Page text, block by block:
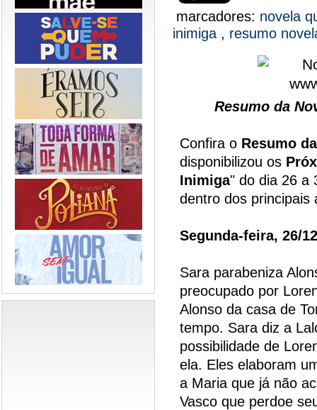
marcadores: novela
inimiga , resumo
Resumo da
Confira o Resumo
disponibilizou os
Inimiga" do dia 26 a
dentro dos principais
Segunda-feira, 26/
Sara parabeniza
preocupado por
Alonso da casa de
tempo. Sara diz a
possibilidade de
ela. Eles elaboram
a Maria que já não
Vasco que perdoe